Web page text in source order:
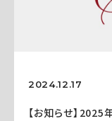
2024.12.17
【お知らせ】2025